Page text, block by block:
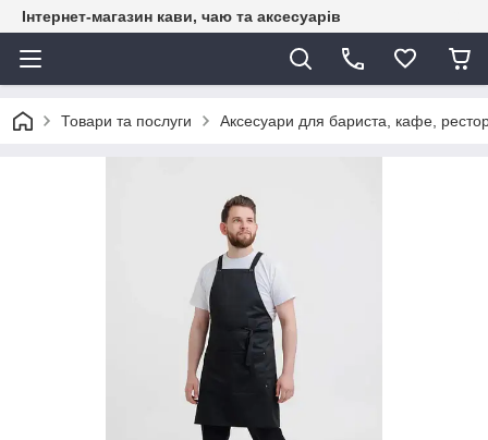
Інтернет-магазин кави, чаю та аксесуарів
Товари та послуги Аксесуари для бариста, кафе,